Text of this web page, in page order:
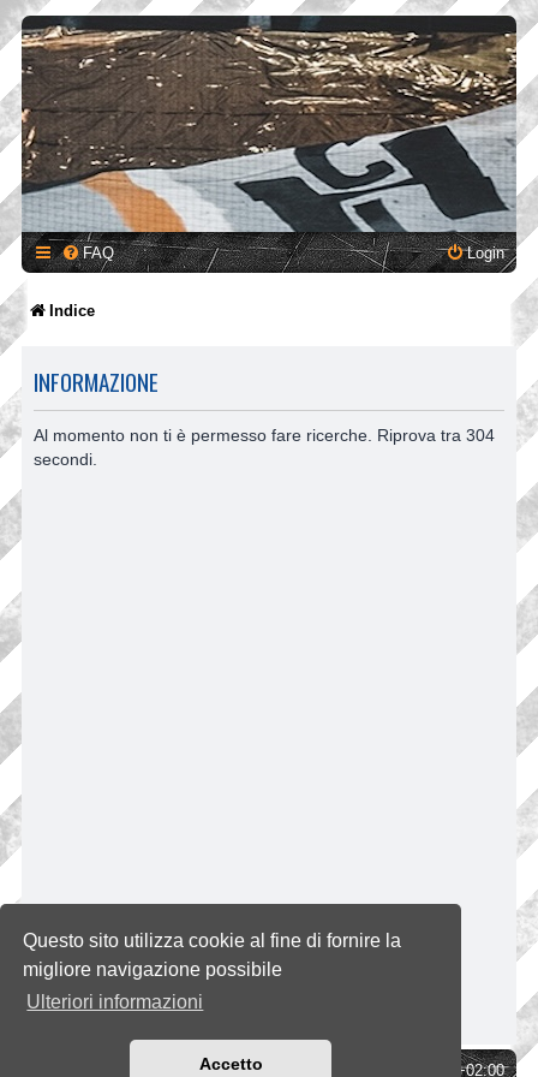
Questo sito utilizza cookie al fine di fornire la
migliore navigazione possibile
Ulteriori informazioni
Accetto
FAQ Login
Indice
INFORMAZIONE
Al momento non ti è permesso fare ricerche. Riprova tra 304
secondi.
UTC+02:00